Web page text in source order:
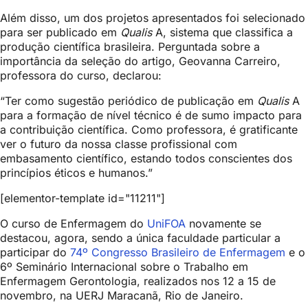
Além disso, um dos projetos apresentados foi selecionado
para ser publicado em QualisA, sistema que classifica a
produção científica brasileira. Perguntada sobre a
importância da seleção do artigo, Geovanna Carreiro,
professora do curso, declarou:
“Ter como sugestão periódico de publicação em QualisA
para a formação de nível técnico é de sumo impacto para
a contribuição científica. Como professora, é gratificante
ver o futuro da nossa classe profissional com
embasamento científico, estando todos conscientes dos
princípios éticos e humanos.”
[elementor-template id="11211"]
O curso de Enfermagem do UniFOA novamente se
destacou, agora, sendo a única faculdade particular a
participar do 74º Congresso Brasileiro de Enfermagem e o
6º Seminário Internacional sobre o Trabalho em
Enfermagem Gerontologia, realizados nos 12 a 15 de
novembro, na UERJ Maracanã, Rio de Janeiro.